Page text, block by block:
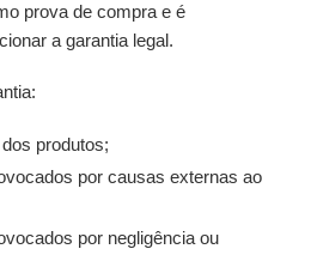
prova de compra e é
a garantia legal.
produtos;
por causas externas ao
por negligência ou